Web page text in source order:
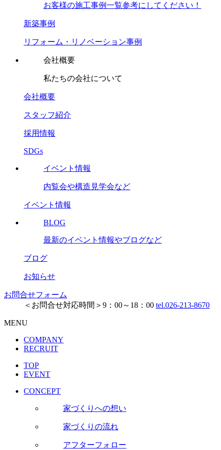
お客様の施工事例一覧参考にしてください！
新築事例
リフォーム・リノベーション事例
会社概要
私たちの会社について
会社概要
スタッフ紹介
採用情報
SDGs
イベント情報
内覧会や構造見学会など
イベント情報
BLOG
最新のイベント情報やブログなど
ブログ
お知らせ
お問合せフォーム
＜お問合せ対応時間＞9：00～18：00 tel.026-213-8670
MENU
COMPANY
RECRUIT
TOP
EVENT
CONCEPT
家づくりへの想い
家づくりの流れ
アフターフォロー